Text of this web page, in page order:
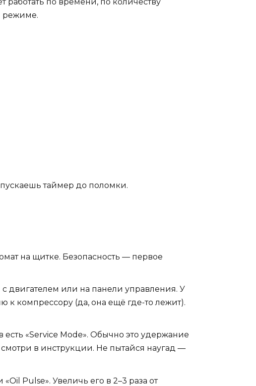
работать по времени, по количеству
режиме.
таймер до поломки.
на щитке. Безопасность — первое
двигателем или на панели управления. У
компрессору (да, она ещё где-то лежит).
«Service Mode». Обычно это удержание
в инструкции. Не пытайся наугад —
Pulse». Увеличь его в 2–3 раза от